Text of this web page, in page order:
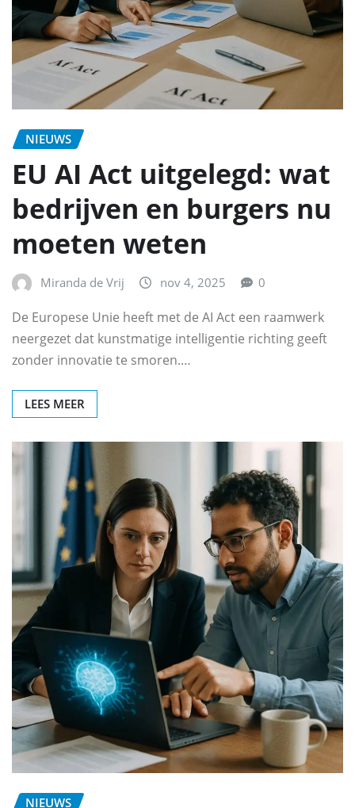
NIEUWS
EU AI Act uitgelegd: wat
bedrijven en burgers nu
moeten weten
Miranda de Vrij nov 4, 2025 0
De Europese Unie heeft met de AI Act een raamwerk
neergezet dat kunstmatige intelligentie richting geeft
zonder innovatie te smoren.…
LEES MEER
NIEUWS